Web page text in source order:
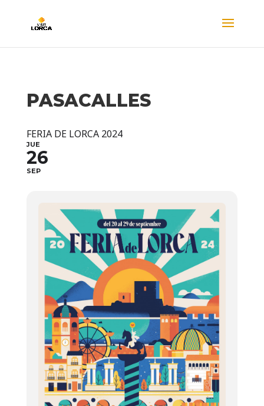
PASACALLES
FERIA DE LORCA 2024
JUE
26
SEP